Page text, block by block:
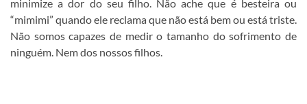
minimize a dor do seu filho. Não ache que é besteira ou
“mimimi” quando ele reclama que não está bem ou está triste.
Não somos capazes de medir o tamanho do sofrimento de
ninguém. Nem dos nossos filhos.